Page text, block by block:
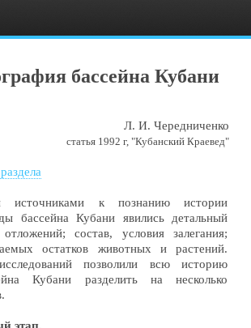
бассейна Кубани
Л. И. Чередниченко
статья 1992 г, "Кубанский Краевед"
источниками к познанию истории
бассейна Кубани явились детальный
состав, условия залегания;
остатков животных и растений.
позволили всю историю
Кубани разделить на несколько